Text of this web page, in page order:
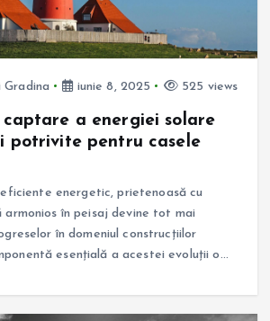
Gradina iunie 8, 2025 525 views
captare a energiei solare
potrivite pentru casele
energetic, prietenoasă cu
armonios în peisaj devine tot mai
în domeniul construcțiilor
esențială a acestei evoluții o…